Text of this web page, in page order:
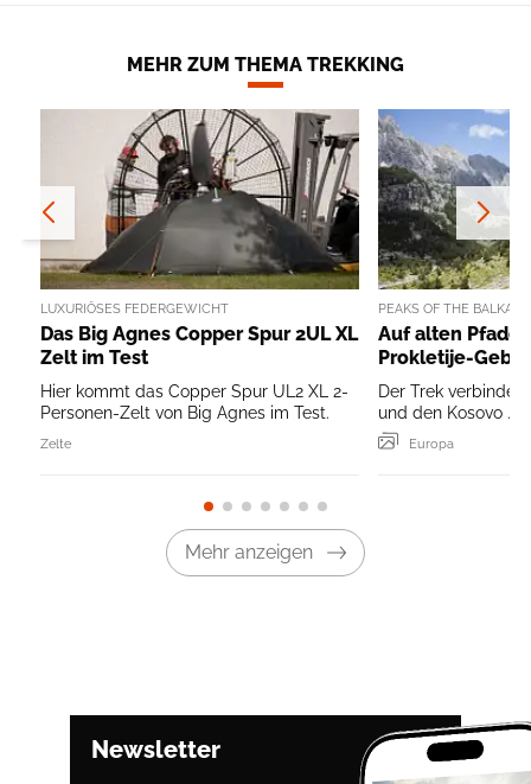
MEHR ZUM THEMA TREKKING
LUXURIÖSES FEDERGEWICHT
Das Big Agnes Copper Spur 2UL XL
Zelt im Test
Hier kommt das Copper Spur UL2 XL 2-
Personen-Zelt von Big Agnes im Test.
Zelte
PEAKS OF THE BALKANS
Auf alten
Prokletije-
Der Trek verbindet
und den Kosovo ...
Europa
Mehr anzeigen
Newsletter